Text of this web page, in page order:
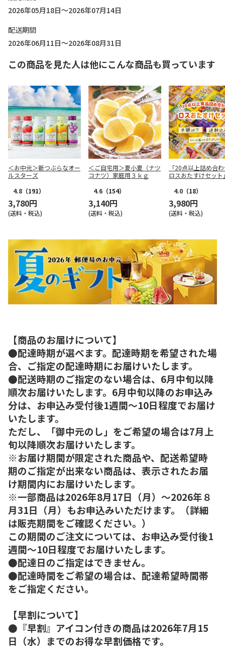
2026年05月18日～2026年07月14日
配送期間
2026年06月11日～2026年08月31日
この商品を見た人は他にこんな商品も買っています
＜お中元＞新つぶらなオー
ルスターズ
4.8 （191）
3,780円
(送料・税込)
＜ご自宅用＞夏小夏（ナツ
コナツ）家庭用３ｋｇ
4.6 （154）
3,140円
(送料・税込)
「20点以上詰め合
ロスおたすけセット
4.0 （18）
3,980円
(送料・税込)
【商品のお届けについて】
●配達時期が選べます。配達時期を希望された場
合、ご指定の配達時期にお届けいたします。
●配送時期のご指定のない場合は、6月中旬以降
順次お届けいたします。6月中旬以降のお申込み
分は、お申込み受付後1週間～10日程度でお届け
いたします。
ただし、「御中元のし」をご希望の場合は7月上
旬以降順次お届けいたします。
※お届け期間が限定された商品や、配送希望時
期のご指定が出来ない商品は、表示されたお届
け期間内にお届けいたします。
※一部商品は2026年8月17日（月）～2026年８
月31日（月）もお申込みいただけます。（詳細
は販売期間をご確認ください。）
この期間のご注文については、お申込み受付後1
週間～10日程度でお届けいたします。
●配達日のご指定はできません。
●配達時間をご希望の場合は、配達希望時間帯
をご指定ください。
【早割について】
●『早割』アイコン付きの商品は2026年7月15
日（水）までのお得な早割価格です。